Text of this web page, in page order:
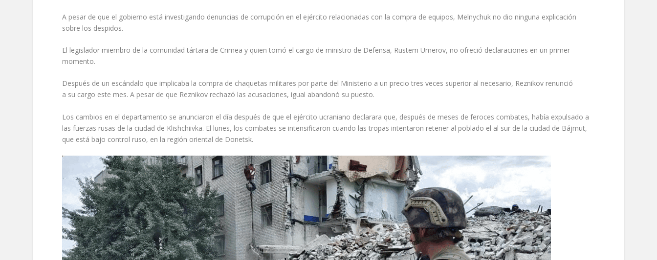
A pesar de que el gobierno está investigando denuncias de corrupción en el ejército relacionadas con la compra de equipos, Melnychuk no dio ninguna explicación
sobre los despidos.
El legislador miembro de la comunidad tártara de Crimea y quien tomó el cargo de ministro de Defensa, Rustem Umerov, no ofreció declaraciones en un primer
momento.
Después de un escándalo que implicaba la compra de chaquetas militares por parte del Ministerio a un precio tres veces superior al necesario, Reznikov renunció
a su cargo este mes. A pesar de que Reznikov rechazó las acusaciones, igual abandonó su puesto.
Los cambios en el departamento se anunciaron el día después de que el ejército ucraniano declarara que, después de meses de feroces combates, había expulsado a
las fuerzas rusas de la ciudad de Klishchiivka. El lunes, los combates se intensificaron cuando las tropas intentaron retener al poblado el al sur de la ciudad de Bájmut,
que está bajo control ruso, en la región oriental de Donetsk.